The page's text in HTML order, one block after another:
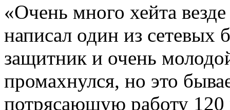
«Очень много хейта
написал один из
защитник и очень
промахнулся, но это
потрясающую работу